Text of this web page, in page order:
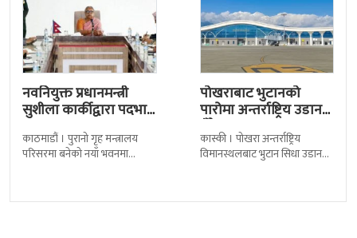
नवनियुक्त प्रधानमन्त्री
सुशीला कार्कीद्वारा पदभार
काठमाडौं । पुरानो गृह मन्त्रालय
परिसरमा बनेको नयाँ भवनमा
नवनियुक्त
पोखराबाट भुटानको
पारोमा अन्तर्राष्ट्रिय उडान
हुँदै
कास्की । पोखरा अन्तर्राष्ट्रिय
विमानस्थलबाट भुटान सिधा उडान
लागेको हो